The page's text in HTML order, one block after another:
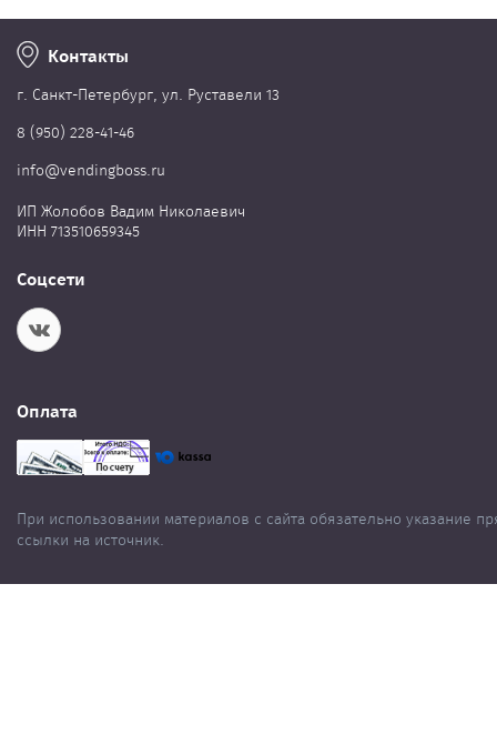
Контакты
г. Cанкт-Петербург, ул. Руставели 13
8 (950) 228-41-46
info@vendingboss.ru
ИП Жолобов Вадим Николаевич
ИНН 713510659345
Соцсети
Оплата
При использовании материалов с сайта обязательно указание
ссылки на источник.